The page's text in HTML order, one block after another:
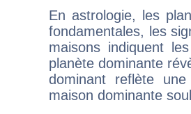
En astrologie, les
fondamentales, les
maisons indiquent
planète dominante
dominant reflète
maison dominante